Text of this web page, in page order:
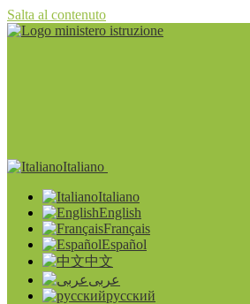
Salta al contenuto
Italiano
Italiano
English
Français
Español
中文
عربى
русский